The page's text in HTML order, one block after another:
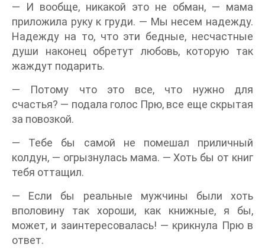
— И вообще, никакой это не обман, — мама
приложила руку к груди. — Мы несем надежду.
Надежду на то, что эти бедные, несчастные
души наконец обретут любовь, которую так
жаждут подарить.
— Потому что это все, что нужно для
счастья? — подала голос Прю, все еще скрытая
за повозкой.
— Тебе бы самой не помешал приличный
колдун, — огрызнулась мама. — Хоть бы от книг
тебя оттащил.
— Если бы реальные мужчины были хоть
вполовину так хороши, как книжные, я бы,
может, и заинтересовалась! — крикнула Прю в
ответ.